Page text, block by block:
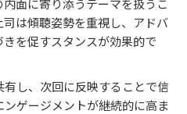
面に寄り添うテーマを扱うこ
は傾聴姿勢を重視し、アドバ
を促すスタンスが効果的で
し、次回に反映することで信
ゲージメントが継続的に高ま